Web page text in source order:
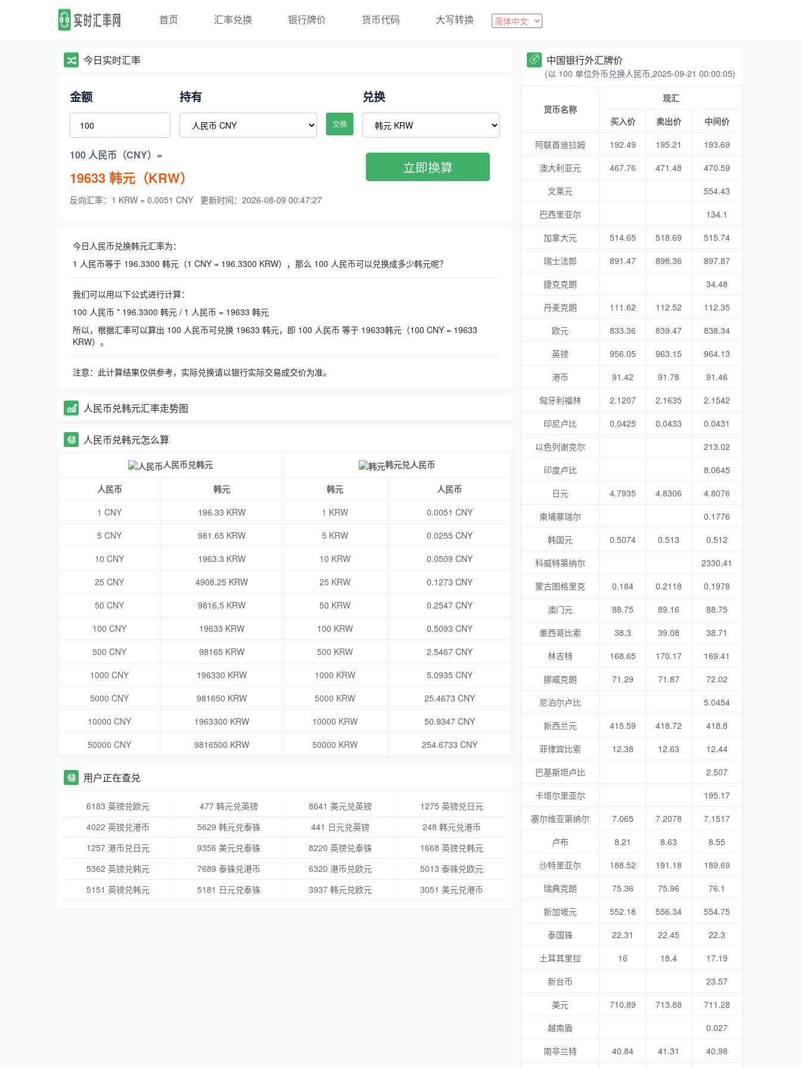
首页 汇率兑换 银行牌价 货币代码 大写转换
今日实时汇率
金额 持有
交换
兑换
100 人民币（CNY）=
19633韩元（KRW）
反向汇率：1 KRW = 0.0051 CNY 更新时间：2026-08-09 00:47:27
立即换算
今日人民币兑换韩元汇率为：
1 人民币等于 196.3300 韩元（1 CNY = 196.3300 KRW），那么 100 人民币可以兑换成多少韩元呢？
我们可以用以下公式进行计算：
100 人民币 * 196.3300 韩元 / 1 人民币 = 19633 韩元
所以，根据汇率可以算出 100 人民币可兑换 19633 韩元，即 100 人民币 等于 19633韩元（100 CNY = 19633
KRW）。
注意：此计算结果仅供参考，实际兑换请以银行实际交易成交价为准。
人民币兑韩元汇率走势图
人民币兑韩元怎么算
人民币兑韩元 韩元兑人民币
人民币 韩元 韩元
人民币
1 CNY
196.33 KRW 1 KRW
0.0051 CNY
5 CNY
981.65 KRW 5 KRW
0.0255 CNY
10 CNY
1963.3 KRW 10 KRW
0.0509 CNY
25 CNY
4908.25 KRW 25 KRW
0.1273 CNY
50 CNY
9816.5 KRW 50 KRW
0.2547 CNY
100 CNY
19633 KRW 100 KRW
0.5093 CNY
500 CNY
98165 KRW 500 KRW
2.5467 CNY
1000 CNY
196330 KRW 1000 KRW
5.0935 CNY
5000 CNY
981650 KRW 5000 KRW
25.4673 CNY
10000 CNY
1963300 KRW 10000 KRW
50.9347 CNY
50000 CNY
9816500 KRW 50000 KRW 254.6733 CNY
用户正在查兑
6183 英镑兑欧元 477 韩元兑英镑 8641 美元兑英镑
1275 英镑兑日元
4022 英镑兑港币
5629 韩元兑泰铢 441 日元兑英镑
248 韩元兑港币
1257 港币兑日元
9356 美元兑泰铢 8220 英镑兑泰铢
1668 英镑兑韩元
5362 英镑兑韩元
7689 泰铢兑港币 6320 港币兑欧元
5013 泰铢兑欧元
5151 英镑兑韩元
5181 日元兑泰铢 3937 韩元兑欧元 3051 美元兑港币
中国银行外汇牌价
(以 100 单位外币兑换人民币,2025-09-21 00:00:05)
货币名称
现汇
买入价
卖出价
中间价
阿联酋迪拉姆
192.49 195.21
193.69
澳大利亚元
467.76 471.48
470.59
文莱元
554.43
巴西里亚尔
134.1
加拿大元
514.65 518.69
515.74
瑞士法郎
891.47 898.36
897.87
捷克克朗
34.48
丹麦克朗
111.62 112.52
112.35
欧元
833.36 839.47
838.34
英镑
956.05 963.15
964.13
港币
91.42 91.78
91.46
匈牙利福林
2.1207 2.1635
2.1542
印尼卢比
0.0425 0.0433
0.0431
以色列谢克尔
213.02
印度卢比
8.0645
日元
4.7935 4.8306
4.8076
柬埔寨瑞尔
0.1776
韩国元
0.5074 0.513
0.512
科威特第纳尔
2330.41
蒙古图格里克
0.184 0.2118
0.1978
澳门元
88.75 89.16
88.75
墨西哥比索
38.3 39.08
38.71
林吉特
168.65 170.17
169.41
挪威克朗
71.29 71.87
72.02
尼泊尔卢比
5.0454
新西兰元
415.59 418.72
418.8
菲律宾比索
12.38 12.63
12.44
巴基斯坦卢比
2.507
卡塔尔里亚尔
195.17
塞尔维亚第纳尔
7.065 7.2078
7.1517
卢布
8.21 8.63
8.55
沙特里亚尔
188.52 191.18
189.69
瑞典克朗
75.36 75.96
76.1
新加坡元
552.18 556.34
554.75
泰国铢
22.31 22.45
22.3
土耳其里拉
16 18.4
17.19
新台币
23.57
美元
710.89 713.88
711.28
越南盾
0.027
南非兰特
40.84 41.31 40.98